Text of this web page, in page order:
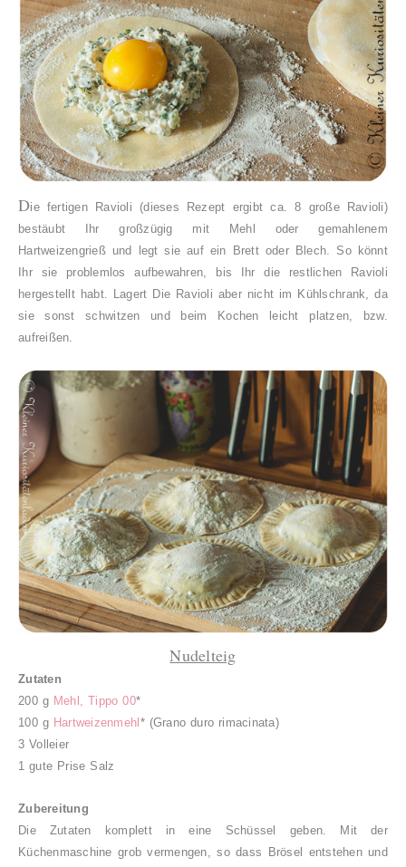
Die fertigen Ravioli (dieses Rezept ergibt ca. 8 große Ravioli)
bestäubt Ihr großzügig mit Mehl oder gemahlenem
Hartweizengrieß und legt sie auf ein Brett oder Blech. So könnt
Ihr sie problemlos aufbewahren, bis Ihr die restlichen Ravioli
hergestellt habt. Lagert Die Ravioli aber nicht im Kühlschrank, da
sie sonst schwitzen und beim Kochen leicht platzen, bzw.
aufreißen.
Nudelteig
Zutaten
200 g Mehl, Tippo 00*
100 g Hartweizenmehl * (Grano duro rimacinata)
3 Volleier
1 gute Prise Salz
Zubereitung
Die Zutaten komplett in eine Schüssel geben. Mit der
Küchenmaschine grob vermengen, so dass Brösel entstehen und